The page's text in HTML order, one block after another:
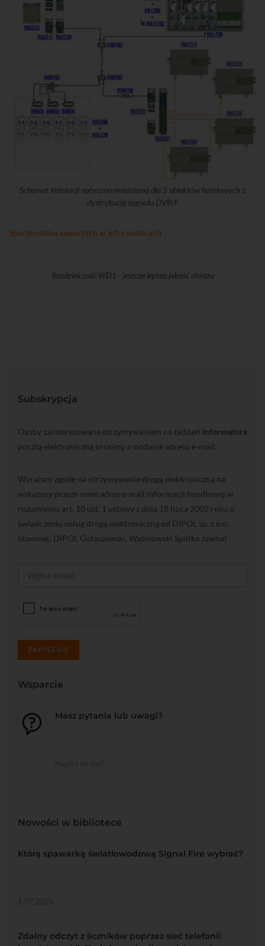
Schemat instalacji optyczno-miedzianej dla 5 obiektów hotelowych z
dystrybucją sygnału DVB-T
Spis tematów zawartych w Informatorach
Rozdzielczość WD1 - jeszcze lepsza jakość obrazu
Subskrypcja
Osoby zainteresowane otrzymywaniem co tydzień Informatora
pocztą elektroniczną prosimy o podanie adresu e-mail:
Wyrażam zgodę na otrzymywanie drogą elektroniczną na
wskazany przeze mnie adres e-mail informacji handlowej w
rozumieniu art. 10 ust. 1 ustawy z dnia 18 lipca 2002 roku o
świadczeniu usług drogą elektroniczną od DIPOL sp. z o.o.
(dawniej: DIPOL Gołaszewski, Waśniowski Spółka Jawna)
ZAPISZ SIĘ
Wsparcie
Masz pytania lub uwagi?
Nowości w bibliotece
Którą spawarkę światłowodową Signal Fire wybrać?
Zdalny odczyt z liczników poprzez sieć telefonii